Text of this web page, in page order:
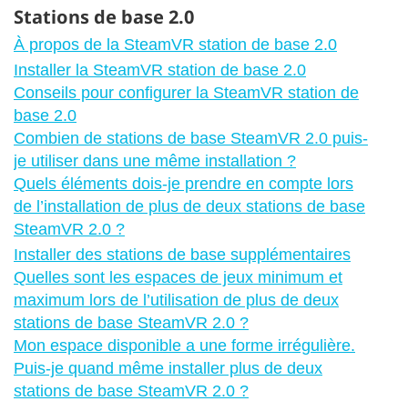
Stations de base 2.0
À propos de la SteamVR station de base 2.0
Installer la SteamVR station de base 2.0
Conseils pour configurer la SteamVR station de
base 2.0
Combien de stations de base SteamVR 2.0 puis-
je utiliser dans une même installation ?
Quels éléments dois-je prendre en compte lors
de l’installation de plus de deux stations de base
SteamVR 2.0 ?
Installer des stations de base supplémentaires
Quelles sont les espaces de jeux minimum et
maximum lors de l’utilisation de plus de deux
stations de base SteamVR 2.0 ?
Mon espace disponible a une forme irrégulière.
Puis-je quand même installer plus de deux
stations de base SteamVR 2.0 ?